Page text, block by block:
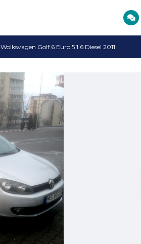
Wolksvagen Golf 6 Euro 5 1.6 Diesel 2011